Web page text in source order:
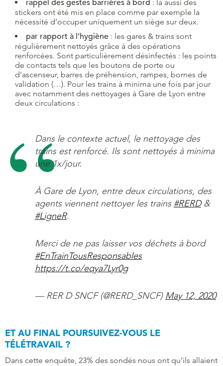
rappel des gestes barrières à bord : là aussi des
stickers ont été mis en place comme par exemple la
nécessité d’occuper uniquement un siège sur deux.
par rapport à l’hygiène : les gares & trains sont
régulièrement nettoyés grâce à des opérations
renforcées. Sont particulièrement désinfectés : les points
de contacts tels que les boutons de porte ou
d’ascenseur, barres de préhension, rampes, bornes de
validation (…). Pour les trains à minima une fois par jour
avec notamment des nettoyages à Gare de Lyon entre
deux circulations :
Dans le contexte actuel, le nettoyage des
trains est renforcé. Ils sont nettoyés à minima
une 1x/jour.
À Gare de Lyon, entre deux circulations, des
agents viennent nettoyer les trains #RERD&
#LigneR.
Merci de ne pas laisser vos déchets à bord
#EnTrainTousResponsables
https://t.co/eqya7Lyr0g
— RER D SNCF (@RERD_SNCF) May 12, 2020
ET AU FINAL POURSUIVEZ-VOUS LE
TÉLÉTRAVAIL ?
Dans cette enquête, 23% des sondés nous ont qu’ils allaient